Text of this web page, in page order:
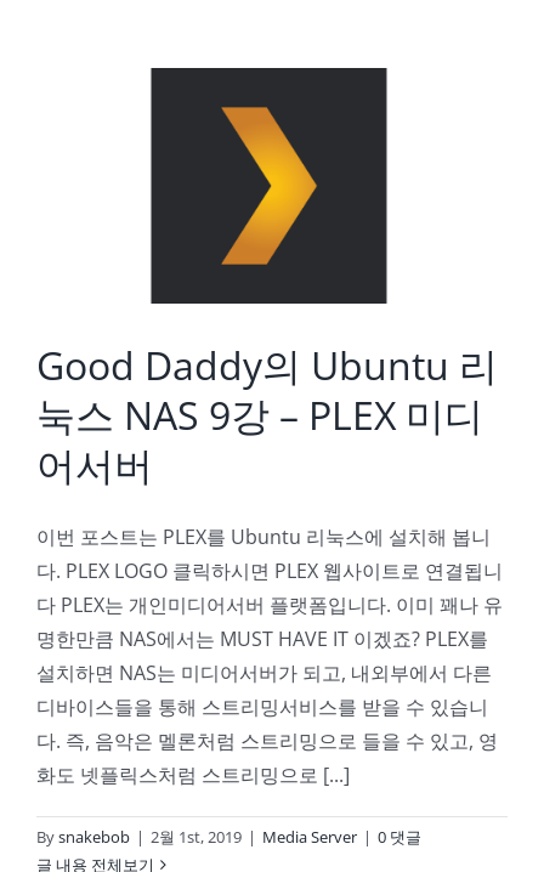
Good Daddy의 Ubuntu 리
눅스 NAS 9강 – PLEX 미디
어서버
이번 포스트는 PLEX를 Ubuntu 리눅스에 설치해 봅니
다. PLEX LOGO 클릭하시면 PLEX 웹사이트로 연결됩니
다 PLEX는 개인미디어서버 플랫폼입니다. 이미 꽤나 유
명한만큼 NAS에서는 MUST HAVE IT 이겠죠? PLEX를
설치하면 NAS는 미디어서버가 되고, 내외부에서 다른
디바이스들을 통해 스트리밍서비스를 받을 수 있습니
다. 즉, 음악은 멜론처럼 스트리밍으로 들을 수 있고, 영
화도 넷플릭스처럼 스트리밍으로 [...]
Bysnakebob | 2월 1st, 2019 | Media Server | 0 댓글
글 내용 전체보기